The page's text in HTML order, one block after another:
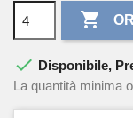

 Disponibile,
La quantità minima